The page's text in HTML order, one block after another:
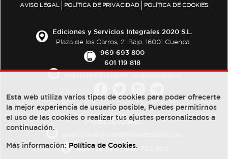
AVISO LEGAL POLÍTICA DE PRIVACIDAD POLÍTICA DE COOKIES
Ediciones y Servicios Integrales 2020 S.L.
Plaza de los Carros, 2. Bajo. 16001 Cuenca
969 693 800
601 119 818
PUBLICIDAD:
684 126 573/670 726 392
Esta web utiliza varios tipos de cookies para poder ofrecerte
la mejor experiencia de usuario posible, Puedes permitirnos
el uso de las cookies o realizar tus ajustes personalizados a
continuación.
Más información: Política de Cookies.